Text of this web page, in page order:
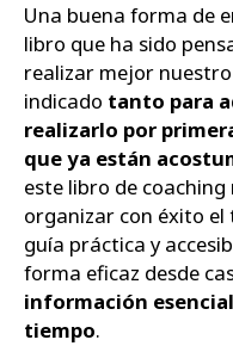
Una buena forma de
libro que ha sido
realizar mejor
indicado tanto para
realizarlo por
que ya están
este libro de
organizar con éxito
guía práctica y
forma eficaz desde
información
tiempo.